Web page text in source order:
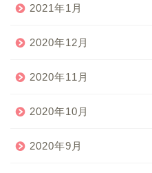
2021年1月
2020年12月
2020年11月
2020年10月
2020年9月